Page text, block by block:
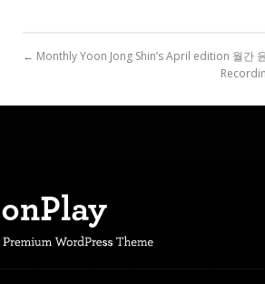
← Monthly Yoon Jong Shin’s April edition 월간